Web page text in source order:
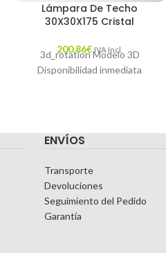
Lámpara De Techo
30X30X175 Cristal
200,86€ IVA Incl.
3d_rotation Modelo 3D
Disponibilidad inmediata
ENVÍOS
Transporte
Devoluciones
Seguimiento del Pedido
Garantía